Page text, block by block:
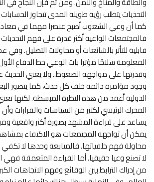
التحديات يتطلب رؤية طويلة المدى تتجاوز
كما أن وعي الشعوب أصبح عنصرا مهما في
فالمجتمعات الواعية أكثر قدرة على فهم
قابلية للتأثر بالشائعات أو محاولات التضليل.
المعلومة سلاحًا مؤثرا بات الوعي خط الدفاع
وقدرتها على مواجهة الضغوط.. ولا يعني الحديث
وجود مؤامرة دائمة خلف كل حدث، كما يتصور
الدولية أعقد من هذه النظرة المبسطة. لكنها
المحرك الرئيسي لكثير من السياسات والقرارات
يساعد على قراءة المشهد بصورة أكثر واقعية
يمكن أن تواجهه المجتمعات هو الاكتفاء
محاولة فهم خلفياتها. فالمتابعة وحدها لا
لا تصنع وعيا حقيقيا. أما القراءة المتعمقة فهي
من إدراك الترابط بين الوقائع وفهم الاتجاهات